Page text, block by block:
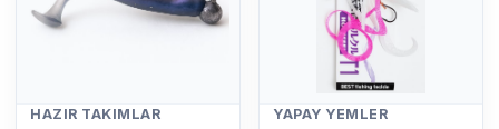
HAZIR TAKIMLAR YAPAY YEMLER